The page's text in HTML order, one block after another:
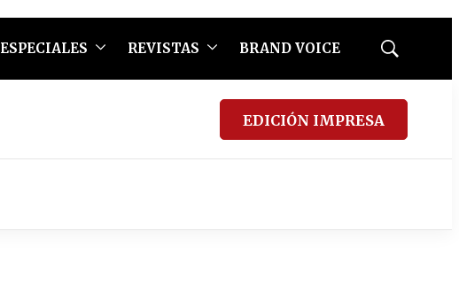
ESPECIALES REVISTAS BRAND VOICE
Mostrar
EDICIÓN IMPRESA